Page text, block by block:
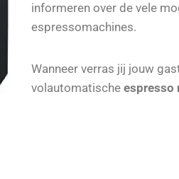
informeren over de vele
espressomachines.
Wanneer verras jij jouw
volautomatische espresso